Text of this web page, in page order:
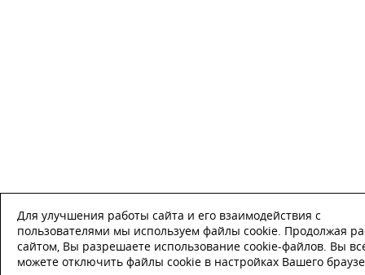
Для улучшения работы сайта и его взаимодействия с
пользователями мы используем файлы cookie. Продолжая
сайтом, Вы разрешаете использование cookie-файлов. Вы
можете отключить файлы cookie в настройках Вашего